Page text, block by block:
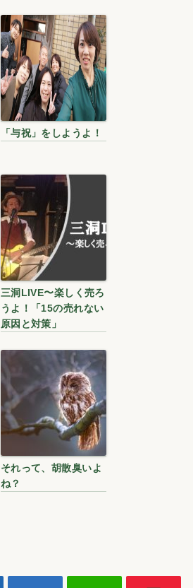
「与祝」をしようよ！
三洞LIVE〜楽しく売ろ
うよ！「15の売れない
原因と対策」
それって、胡散臭いよ
ね？